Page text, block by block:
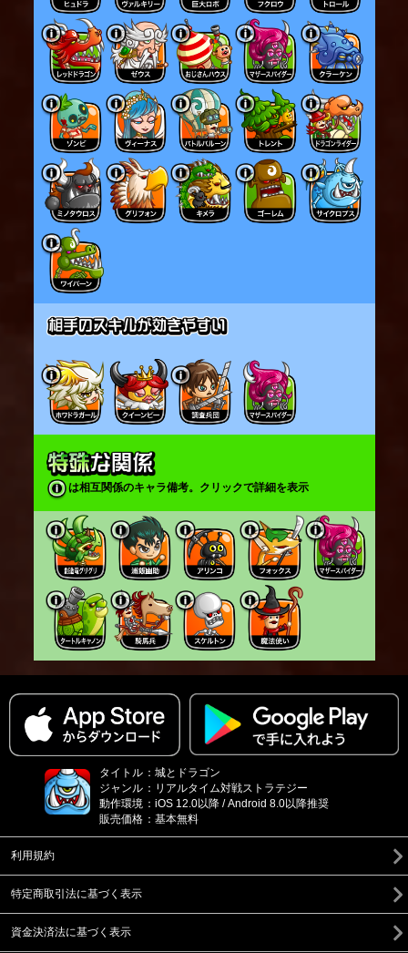
は相互関係のキャラ備考。クリックで詳細を表示
タイトル ： 城とドラゴン
ジャンル ： リアルタイム対戦ストラテジー
動作環境 ： iOS 12.0以降 / Android 8.0以降推奨
販売価格 ： 基本無料
利用規約
特定商取引法に基づく表示
資金決済法に基づく表示